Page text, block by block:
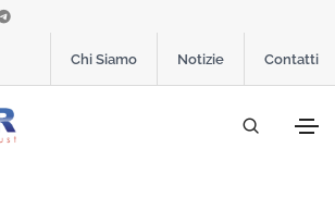
Chi Siamo Notizie Contatti